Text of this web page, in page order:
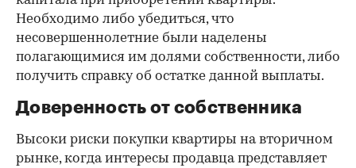
Необходимо либо убедиться, что
несовершеннолетние были наделены
полагающимися им долями собственности, либо
получить справку об остатке данной выплаты.
Доверенность от собственника
Высоки риски покупки квартиры на вторичном
рынке, когда интересы продавца представляет